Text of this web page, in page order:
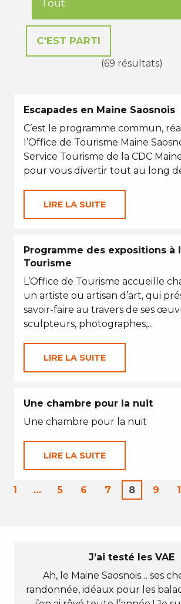
(69 résultats)
Escapades en Maine Saosnois
C’est le programme commun,
l’Office de Tourisme Maine
Service Tourisme de la CDC
pour vous divertir tout au long
LIRE LA SUITE
Programme des expositions à
Tourisme
L’Office de Tourisme accueille
un artiste ou artisan d’art, qui
savoir-faire au travers de ses
sculpteurs, photographes,...
LIRE LA SUITE
Une chambre pour la nuit
Une chambre pour la nuit
LIRE LA SUITE
1 … 5 6 7 8 9
J’ai testé les VAE
Ah, le Maine Saosnois… ses
randonnée, idéaux pour les